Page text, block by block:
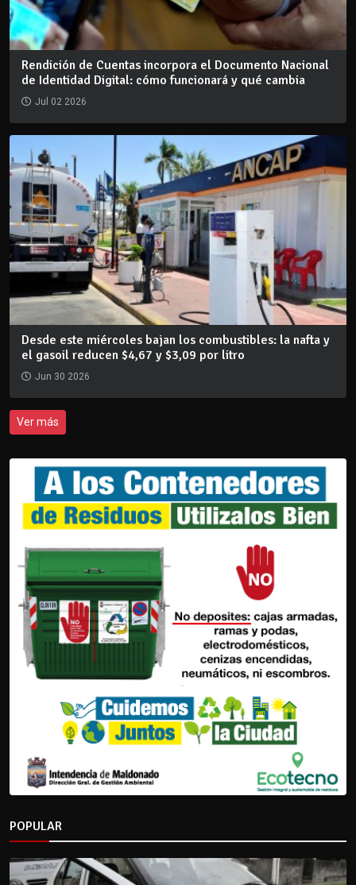
Rendición de Cuentas incorpora el Documento Nacional
de Identidad Digital: cómo funcionará y qué cambia
Jul 02 2026
Desde este miércoles bajan los combustibles: la nafta y
el gasoil reducen $4,67 y $3,09 por litro
Jun 30 2026
Ver más
POPULAR